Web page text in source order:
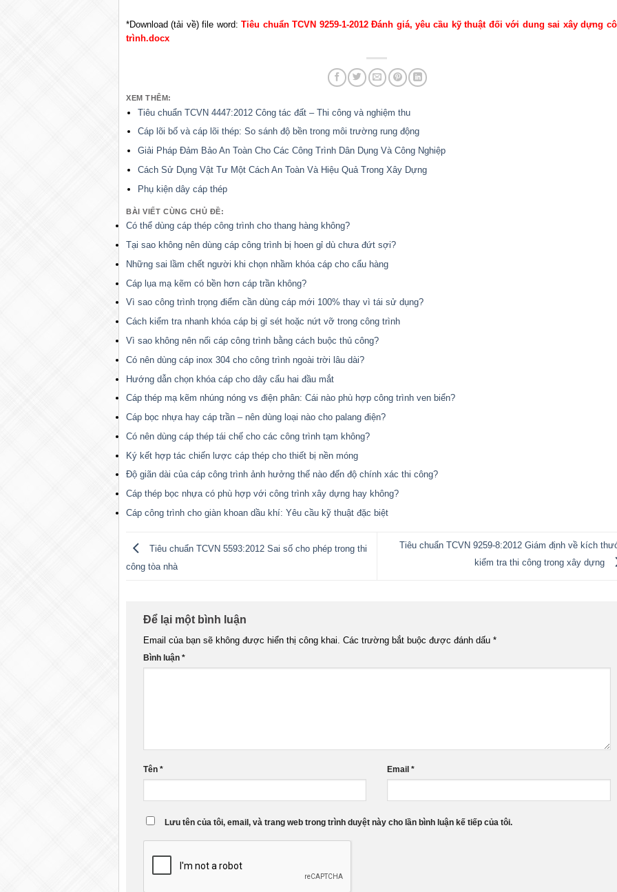
*Download (tải về) file word:Tiêu chuẩn TCVN 9259-1-2012 Đánh giá, yêu cầu kỹ thuật đối với dung sai xây dựng
trình.docx
XEM THÊM:
Tiêu chuẩn TCVN 4447:2012 Công tác đất – Thi công và nghiệm thu
Cáp lõi bố và cáp lõi thép: So sánh độ bền trong môi trường rung động
Giải Pháp Đảm Bảo An Toàn Cho Các Công Trình Dân Dụng Và Công Nghiệp
Cách Sử Dụng Vật Tư Một Cách An Toàn Và Hiệu Quả Trong Xây Dựng
Phụ kiện dây cáp thép
BÀI VIẾT CÙNG CHỦ ĐỀ:
Có thể dùng cáp thép công trình cho thang hàng không?
Tại sao không nên dùng cáp công trình bị hoen gỉ dù chưa đứt sợi?
Những sai lầm chết người khi chọn nhầm khóa cáp cho cẩu hàng
Cáp lụa mạ kẽm có bền hơn cáp trần không?
Vì sao công trình trọng điểm cần dùng cáp mới 100% thay vì tái sử dụng?
Cách kiểm tra nhanh khóa cáp bị gỉ sét hoặc nứt vỡ trong công trình
Vì sao không nên nối cáp công trình bằng cách buộc thủ công?
Có nên dùng cáp inox 304 cho công trình ngoài trời lâu dài?
Hướng dẫn chọn khóa cáp cho dây cẩu hai đầu mắt
Cáp thép mạ kẽm nhúng nóng vs điện phân: Cái nào phù hợp công trình ven biển?
Cáp bọc nhựa hay cáp trần – nên dùng loại nào cho palang điện?
Có nên dùng cáp thép tái chế cho các công trình tạm không?
Ký kết hợp tác chiến lược cáp thép cho thiết bị nền móng
Độ giãn dài của cáp công trình ảnh hưởng thế nào đến độ chính xác thi công?
Cáp thép bọc nhựa có phù hợp với công trình xây dựng hay không?
Cáp công trình cho giàn khoan dầu khí: Yêu cầu kỹ thuật đặc biệt
Tiêu chuẩn TCVN 5593:2012 Sai số cho phép trong thi
công tòa nhà
Tiêu chuẩn TCVN 9259-8:2012 Giám định về kích
kiểm tra thi công trong xây dựng
Để lại một bình luận
Email của bạn sẽ không được hiển thị công khai. Các trường bắt buộc được đánh dấu *
Bình luận *
Tên * Email*
Lưu tên của tôi, email, và trang web trong trình duyệt này cho lần bình luận kế tiếp của tôi.